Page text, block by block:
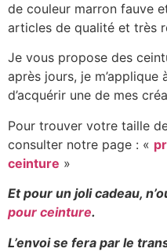
de couleur marron fauve
articles de qualité et très
Je vous propose des
après jours, je
d’acquérir une de mes
Pour trouver votre taille
consulter notre page : «
ceinture »
Et pour un joli cadeau,
pour ceinture.
L’envoi se fera par le